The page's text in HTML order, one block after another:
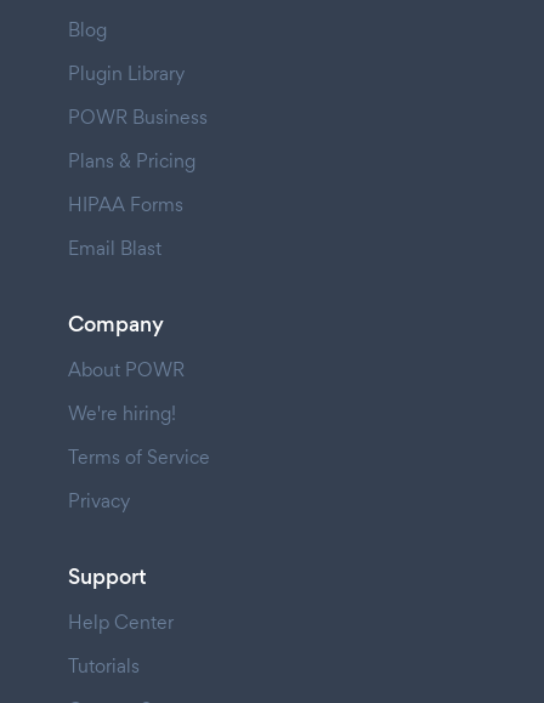
Blog
Plugin Library
POWR Business
Plans & Pricing
HIPAA Forms
Email Blast
Company
About POWR
We're hiring!
Terms of Service
Privacy
Support
Help Center
Tutorials